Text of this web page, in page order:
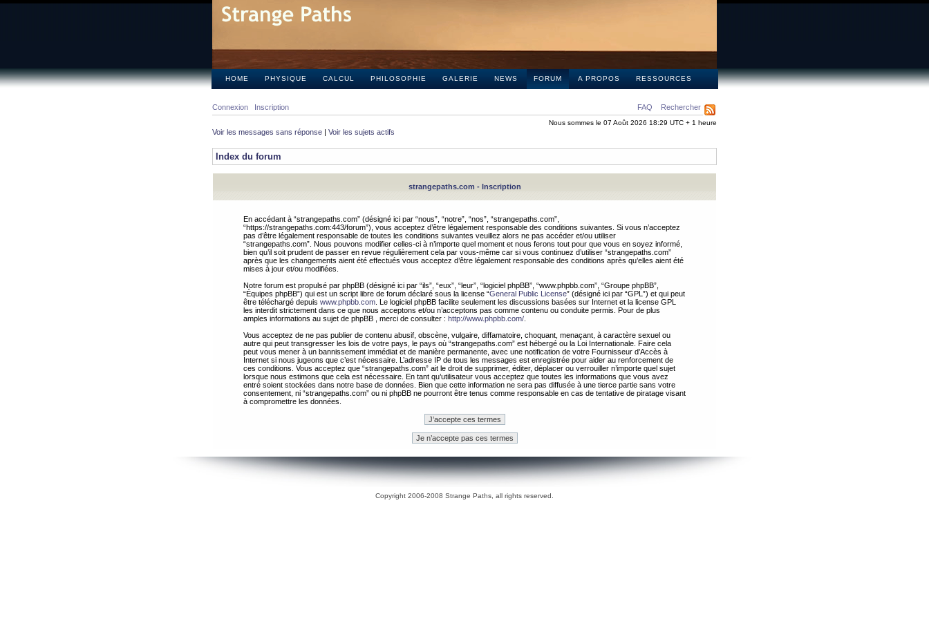
HOME PHYSIQUE CALCUL PHILOSOPHIE GALERIE NEWS FORUM A PROPOS RESSOURCES
FAQ Rechercher
Connexion Inscription
Nous sommes le 07 Août 2026 18:29 UTC + 1 heure
Voir les messages sans réponse | Voir les sujets actifs
Index du forum
strangepaths.com - Inscription
En accédant à “strangepaths.com” (désigné ici par “nous”, “notre”, “nos”, “strangepaths.com”,
“https://strangepaths.com:443/forum”), vous acceptez d’être légalement responsable des conditions suivantes. Si vous n’acceptez
pas d’être légalement responsable de toutes les conditions suivantes veuillez alors ne pas accéder et/ou utiliser
“strangepaths.com”. Nous pouvons modifier celles-ci à n’importe quel moment et nous ferons tout pour que vous en soyez informé,
bien qu’il soit prudent de passer en revue régulièrement cela par vous-même car si vous continuez d’utiliser “strangepaths.com”
après que les changements aient été effectués vous acceptez d’être légalement responsable des conditions après qu’elles aient été
mises à jour et/ou modifiées.
Notre forum est propulsé par phpBB (désigné ici par “ils”, “eux”, “leur”, “logiciel phpBB”, “www.phpbb.com”, “Groupe phpBB”,
“Équipes phpBB”) qui est un script libre de forum déclaré sous la license “General Public License” (désigné ici par “GPL”) et qui peut
être téléchargé depuis www.phpbb.com . Le logiciel phpBB facilite seulement les discussions basées sur Internet et la license GPL
les interdit strictement dans ce que nous acceptons et/ou n’acceptons pas comme contenu ou conduite permis. Pour de plus
amples informations au sujet de phpBB , merci de consulter : http://www.phpbb.com/
Vous acceptez de ne pas publier de contenu abusif, obscène, vulgaire, diffamatoire, choquant, menaçant, à caractère sexuel ou
autre qui peut transgresser les lois de votre pays, le pays où “strangepaths.com” est hébergé ou la Loi Internationale. Faire cela
peut vous mener à un bannissement immédiat et de manière permanente, avec une notification de votre Fournisseur d’Accès à
Internet si nous jugeons que c’est nécessaire. L’adresse IP de tous les messages est enregistrée pour aider au renforcement de
ces conditions. Vous acceptez que “strangepaths.com” ait le droit de supprimer, éditer, déplacer ou verrouiller n’importe quel sujet
lorsque nous estimons que cela est nécessaire. En tant qu’utilisateur vous acceptez que toutes les informations que vous avez
entré soient stockées dans notre base de données. Bien que cette information ne sera pas diffusée à une tierce partie sans votre
consentement, ni “strangepaths.com” ou ni phpBB ne pourront être tenus comme responsable en cas de tentative de piratage visant
à compromettre les données.
Copyright 2006-2008 Strange Paths, all rights reserved.